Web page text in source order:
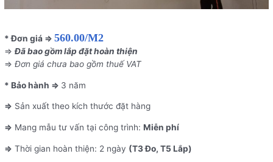
* Đơn giá ⇒560.00/M2
⇒Đã bao gồm lắp đặt hoàn thiện
⇒Đơn giá chưa bao gồm thuế VAT
* Bảo hành ⇒ 3 năm
⇒ Sản xuất theo kích thước đặt hàng
⇒ Mang mẫu tư vấn tại công trình:Miễn phí
⇒ Thời gian hoàn thiện: 2 ngày (T3 Đo, T5 Lắp)